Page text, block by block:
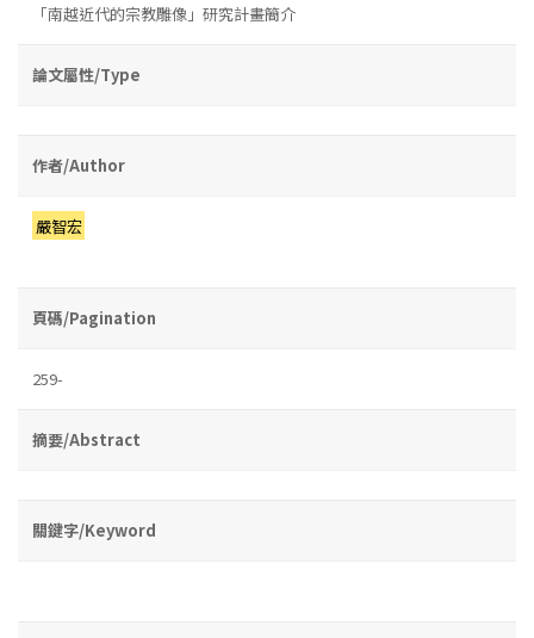
「南越近代的宗教雕像」研究計畫簡介
論文屬性/Type
作者/Author
嚴智宏
頁碼/Pagination
259-
摘要/Abstract
關鍵字/Keyword